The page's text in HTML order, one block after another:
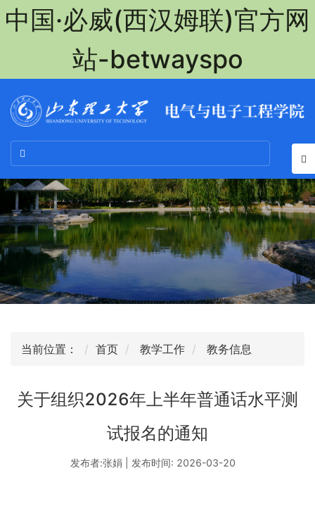
中国·必威(西汉姆联)官方网
站-betwayspo
当前位置： 首页 教学工作 教务信息
关于组织2026年上半年普通话水平测
试报名的通知
发布者:张娟 | 发布时间: 2026-03-20